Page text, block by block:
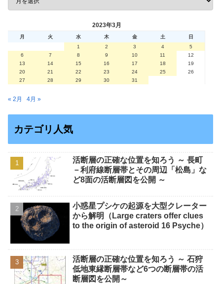
2023年3月
月 火 水 木 金 土
日
1
2 3 4
5
6
7 8 9 10 11
12
13
14 15 16 17 18
19
20
21 22 23 24 25
26
27
28 29 30 31
« 2月 4月 »
カテゴリ人気
活断層の正確な位置を知ろう ～ 長町
－利府線断層帯とその周辺「松島」な
ど8面の活断層図を公開 ～
小惑星プシケの起源を大型クレーター
から解明（Large craters offer clues
to the origin of asteroid 16 Psyche）
活断層の正確な位置を知ろう ～ 石狩
低地東縁断層帯など6つの断層帯の活
断層図を公開～